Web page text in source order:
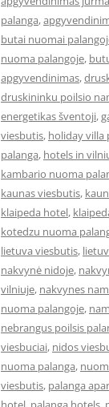
palanga,
butai nuomai
nuoma palangoje,
apgyvendinimas,
druskininku poilsio
energetikas šventoji,
viesbutis, holiday villa
palanga, hotels in
kambario nuoma
kaunas viesbutis,
klaipeda hotel,
kotedzu nuoma
lietuva viesbutis,
nakvynė nidoje,
vilniuje, nakvynes
nuoma palangoje,
nebrangus poilsis
viesbuciai, nidos
nuoma palanga,
viesbutis, palanga